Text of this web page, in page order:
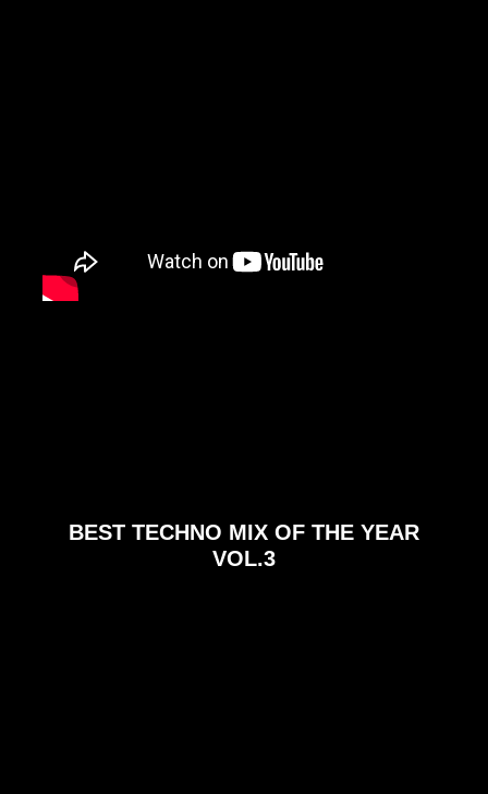
BEST TECHNO MIX OF THE YEAR
VOL.3